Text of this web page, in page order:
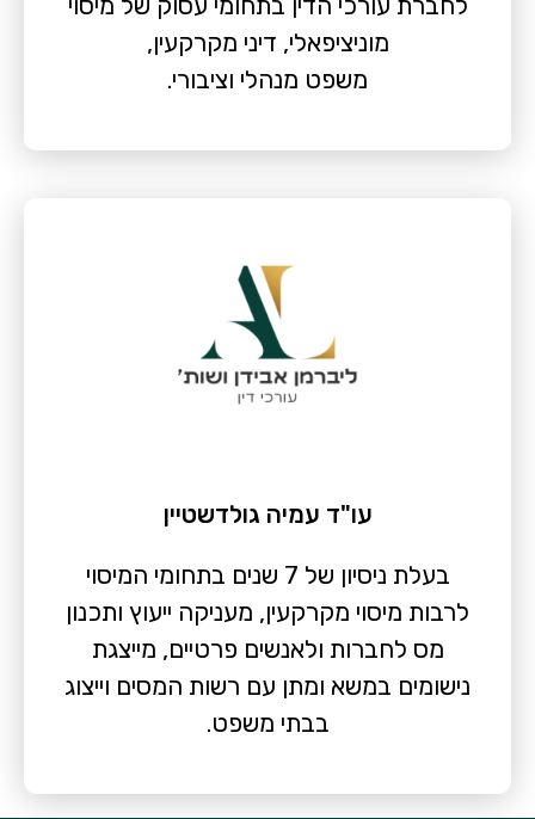
מוניציפאלי, דיני מקרקעין,
משפט מנהלי וציבורי.
עו"ד עמיה גולדשטיין
בעלת ניסיון של 7 שנים בתחומי המיסוי
לרבות מיסוי מקרקעין, מעניקה ייעוץ ותכנון
מס לחברות ולאנשים פרטיים, מייצגת
נישומים במשא ומתן עם רשות המסים וייצוג
בבתי משפט.